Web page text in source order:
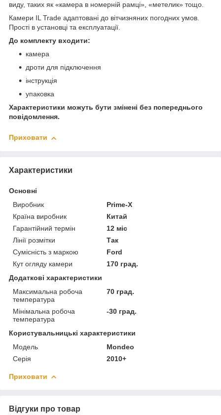
виду, таких як «камера в номерній рамці», «метелик» тощо.
Камери IL Trade адаптовані до вітчизняних погодних умов.
Прості в установці та експлуатації.
До комплекту входити:
камера
дроти для підключення
інструкція
упаковка
Характеристики можуть бути змінені без попереднього
повідомлення.
Приховати
Характеристики
Основні
Виробник
Prime-X
Країна виробник
Китай
Гарантійний термін
12 міс
Лінії розмітки
Так
Сумісність з маркою
Ford
Кут огляду камери
170 град.
Додаткові характеристики
Максимальна робоча
температура
70 град.
Мінімальна робоча
температура
-30 град.
Користувальницькі характеристики
Мoдель
Mondeo
Серія
2010+
Приховати
Відгуки про товар